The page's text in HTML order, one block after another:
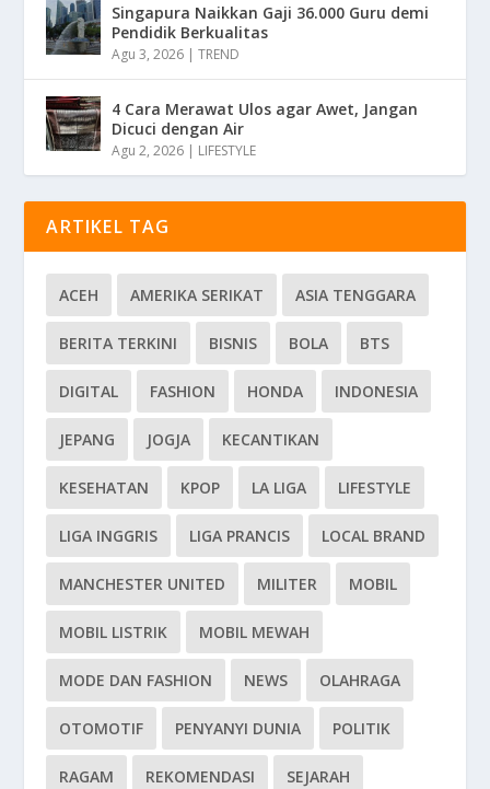
Singapura Naikkan Gaji 36.000 Guru demi
Pendidik Berkualitas
Agu 3, 2026 |TREND
4 Cara Merawat Ulos agar Awet, Jangan
Dicuci dengan Air
Agu 2, 2026 | LIFESTYLE
ARTIKEL TAG
ACEH AMERIKA SERIKAT ASIA TENGGARA
BERITA TERKINI BISNIS BOLA BTS
DIGITAL FASHION HONDA INDONESIA
JEPANG JOGJA KECANTIKAN
KESEHATAN KPOP LA LIGA LIFESTYLE
LIGA INGGRIS LIGA PRANCIS LOCAL BRAND
MANCHESTER UNITED MILITER MOBIL
MOBIL LISTRIK MOBIL MEWAH
MODE DAN FASHION NEWS OLAHRAGA
OTOMOTIF PENYANYI DUNIA POLITIK
RAGAM REKOMENDASI SEJARAH